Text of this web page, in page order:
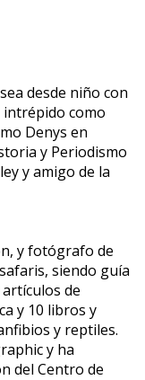
desde niño con
intrépido como
Denys en
y Periodismo
y amigo de la
y fotógrafo de
siendo guía
de
y 10 libros y
y reptiles.
y ha
del Centro de